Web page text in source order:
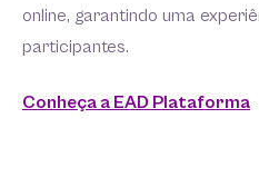
online, garantindo uma
participantes.
Conheça a EAD Plataforma